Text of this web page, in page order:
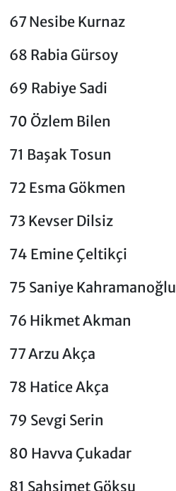
67 Nesibe Kurnaz
68 Rabia Gürsoy
69 Rabiye Sadi
70 Özlem Bilen
71 Başak Tosun
72 Esma Gökmen
73 Kevser Dilsiz
74 Emine Çeltikçi
75 Saniye Kahramanoğlu
76 Hikmet Akman
77 Arzu Akça
78 Hatice Akça
79 Sevgi Serin
80 Havva Çukadar
81 Şahsimet Göksu